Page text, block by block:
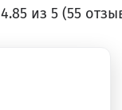
4.85 из 5 (55